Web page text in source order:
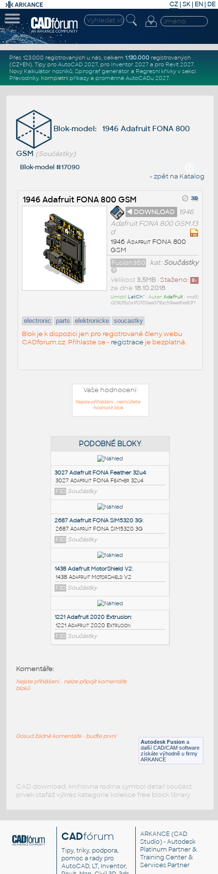
CZ | SK| EN | DE
Přes 123.000 registrovaných u nás, celkem 1.130.000registrovaných
(CZ+EN). Tipy pro AutoCAD 2027, pro Inventor 2027a pro Revit 2027.
Nový Kalkulátor nosníků, Spirograf generátor a Regresní křivkyv sekci
Převodníky. Kompletní příkazya proměnné AutoCADu 2027.
Blok-model: 1946 Adafruit FONA 800
GSM (Součástky)
Blok-model #17090
« zpět na Katalog
1946 Adafruit FONA 800 GSM
◄ DOWNLOAD
1946
Adafruit FONA 800 GSM.f3
d
1946 Adafruit FONA 800
GSM
kat:Součástky
Fusion360
Staženo: 8x
Velikost3,5MB•
ze dne 18.10.2018
Umístil: LatCh^ • Autor:AdaFruit• md5:
0290fb2a1f0701ae071bc59ae8fe80f1
electronic parts elektronicke soucastky
Blok je k dispozici jen pro registrované členy webu
CADforum.cz. Přihlaste se - registrace je bezplatná.
Vaše hodnocení:
Nejste přihlášeni - nemůžete
hodnotit blok
PODOBNÉ BLOKY
3027 Adafruit FONA Feather 32u4
3027 Adafruit FONA Feather 32u4
F3D Součástky
2687 Adafruit FONA SIM5320 3G:
2687 Adafruit FONA SIM5320 3G
F3D Součástky
1438 Adafruit MotorShield V2
1221 Adafruit 2020 Extrusion
Autodesk Fusion a
další CAD/CAM software
získáte výhodně u firmy
ARKANCE
Komentáře:
Nejste přihlášeni - nelze připojit komentáře
bloků
Dosud žádné komentáře - buďte první
CAD download: knihovna rodina symbol detail součást
prvek stafáž výkres kategorie kolekce free block library
CADfórum
Tipy, triky, podpora,
pomoc a rady pro
AutoCAD, LT, Inventor,
ARKANCE (CAD
Studio) - Autodesk
Platinum Partner &
Training Center &
Services Partner